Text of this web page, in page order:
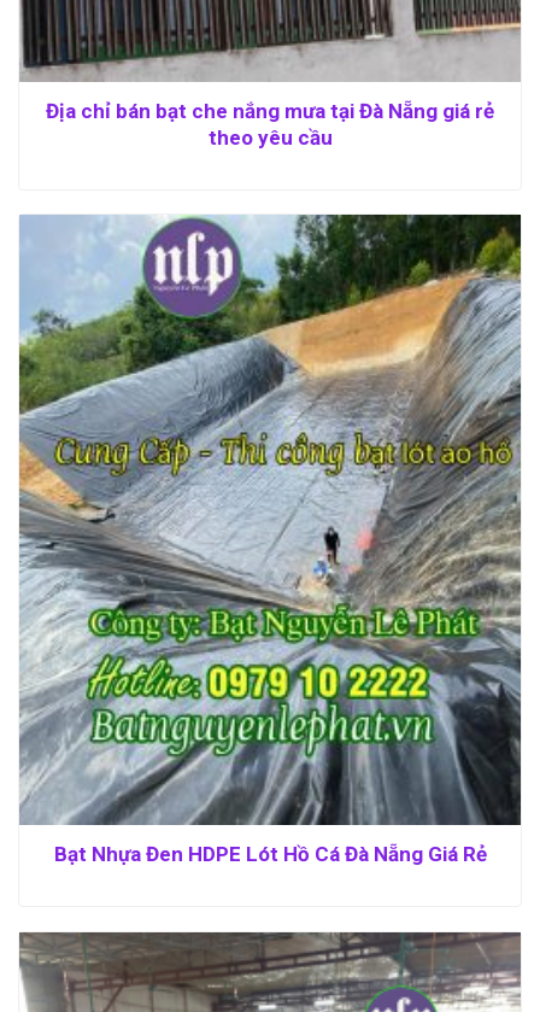
Địa chỉ bán bạt che nắng mưa tại Đà Nẵng giá rẻ
theo yêu cầu
Bạt Nhựa Đen HDPE Lót Hồ Cá Đà Nẵng Giá Rẻ